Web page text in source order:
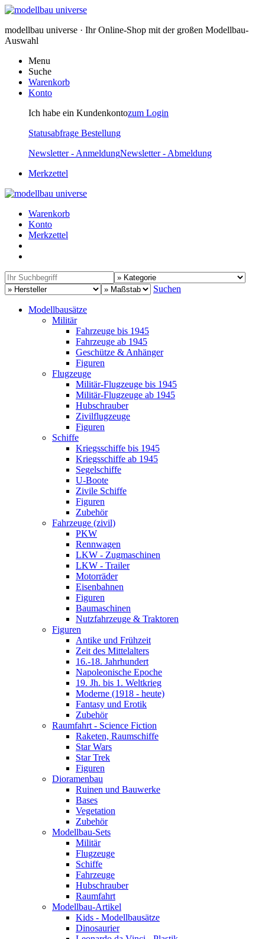
modellbau universe · Ihr Online-Shop mit der großen Modellbau-
Auswahl
Menu
Suche
Warenkorb
Konto
Ich habe ein Kundenkontozum Login
Statusabfrage Bestellung
Newsletter - AnmeldungNewsletter - Abmeldung
Merkzettel
Warenkorb
Konto
Merkzettel
Suchen
Modellbausätze
Militär
Fahrzeuge bis 1945
Fahrzeuge ab 1945
Geschütze & Anhänger
Figuren
Flugzeuge
Militär-Flugzeuge bis 1945
Militär-Flugzeuge ab 1945
Hubschrauber
Zivilflugzeuge
Figuren
Schiffe
Kriegsschiffe bis 1945
Kriegsschiffe ab 1945
Segelschiffe
U-Boote
Zivile Schiffe
Figuren
Zubehör
Fahrzeuge (zivil)
PKW
Rennwagen
LKW - Zugmaschinen
LKW - Trailer
Motorräder
Eisenbahnen
Figuren
Baumaschinen
Nutzfahrzeuge & Traktoren
Figuren
Antike und Frühzeit
Zeit des Mittelalters
16.-18. Jahrhundert
Napoleonische Epoche
19. Jh. bis 1. Weltkrieg
Moderne (1918 - heute)
Fantasy und Erotik
Zubehör
Raumfahrt - Science Fiction
Raketen, Raumschiffe
Star Wars
Star Trek
Figuren
Dioramenbau
Ruinen und Bauwerke
Bases
Vegetation
Zubehör
Modellbau-Sets
Militär
Flugzeuge
Schiffe
Fahrzeuge
Hubschrauber
Raumfahrt
Modellbau-Artikel
Kids - Modellbausätze
Dinosaurier